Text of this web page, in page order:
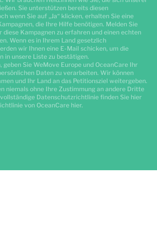
Sie unterstützen bereits diesen
wenn Sie auf „Ja“ klicken, erhalten Sie eine
die Ihre Hilfe benötigen. Melden Sie
diese Kampagnen zu erfahren und einen echten
Wenn es in Ihrem Land gesetzlich
wir Ihnen eine E-Mail schicken, um die
in unsere Liste zu bestätigen.
geben Sie WeMove Europe und OceanCare Ihr
Daten zu verarbeiten. Wir können
und Ihr Land an das Petitionsziel weitergeben.
niemals ohne Ihre Zustimmung an andere Dritte
Datenschutzrichtlinie finden Sie hier
von OceanCare hier.